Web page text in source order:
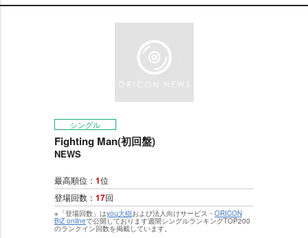
t
シングル
Fighting Man(初回盤)
NEWS
最高順位： 1位
登場回数： 17回
※「登場回数」はyou大樹および法人向けサービス・ ORICON
BiZ onlineで公開しております週間シングルランキングTOP200
のランクイン回数を掲載しています。